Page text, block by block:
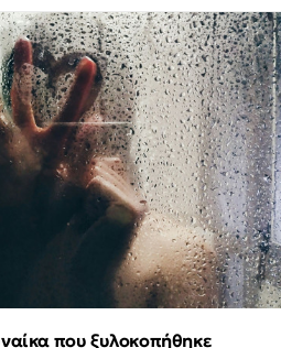
που ξυλοκοπήθηκε